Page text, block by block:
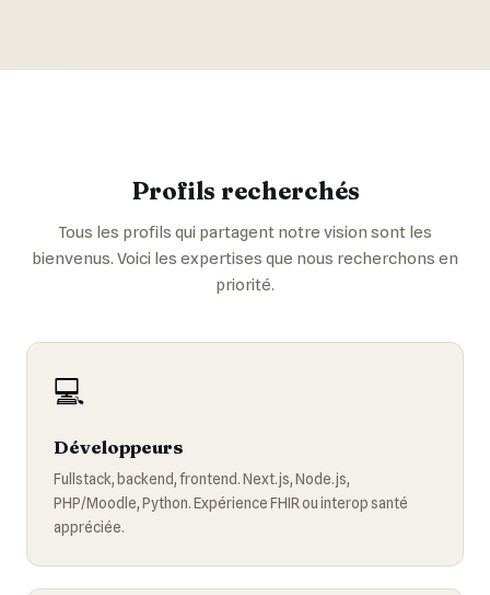
Profils recherchés
Tous les profils qui partagent notre vision sont les
bienvenus. Voici les expertises que nous recherchons en
priorité.
💻
Développeurs
Fullstack, backend, frontend. Next.js, Node.js,
PHP/Moodle, Python. Expérience FHIR ou interop santé
appréciée.